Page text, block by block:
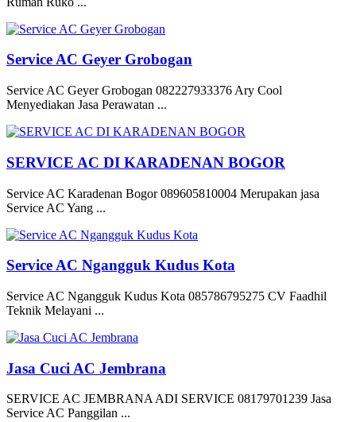
Service AC Geyer Grobogan
Service AC Geyer Grobogan 082227933376 Ary Cool
Menyediakan Jasa Perawatan ...
SERVICE AC DI KARADENAN BOGOR
Service AC Karadenan Bogor 089605810004 Merupakan jasa
Service AC Yang ...
Service AC Ngangguk Kudus Kota
Service AC Ngangguk Kudus Kota 085786795275 CV Faadhil
Teknik Melayani ...
Jasa Cuci AC Jembrana
SERVICE AC JEMBRANA ADI SERVICE 08179701239 Jasa
Service AC Panggilan ...